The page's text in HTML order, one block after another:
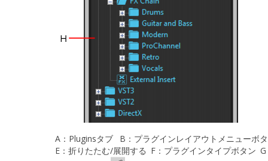
A： Pluginsタブ B： プラグインレイアウトメニューボ
E： 折りたたむ/展開する F： プラグインタイプボタン